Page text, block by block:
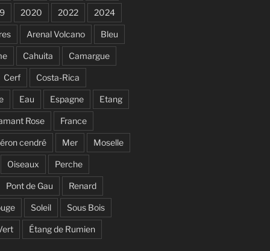
2020 2022 2024
Arenal Volcano Bleu
Cahuita Camargue
Cerf Costa-Rica
Eau Espagne Etang
Rose France
cendré Mer Moselle
Oiseaux Perche
Pont de Gau Renard
Soleil Sous Bois
Étang de Rumien